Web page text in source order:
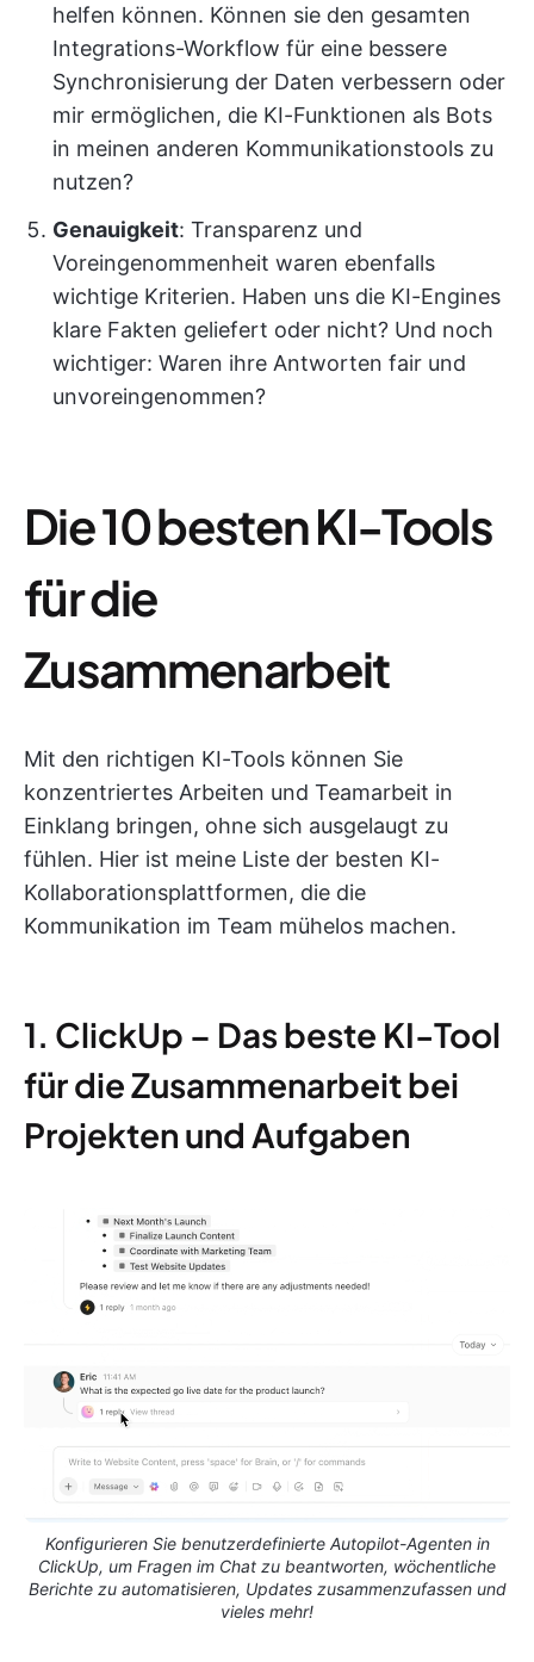
helfen können. Können sie den gesamten
Integrations-Workflow für eine bessere
Synchronisierung der Daten verbessern oder
mir ermöglichen, die KI-Funktionen als Bots
in meinen anderen Kommunikationstools zu
nutzen?
Genauigkeit: Transparenz und
Voreingenommenheit waren ebenfalls
wichtige Kriterien. Haben uns die KI-Engines
klare Fakten geliefert oder nicht? Und noch
wichtiger: Waren ihre Antworten fair und
unvoreingenommen?
Die 10 besten KI-Tools
für die
Zusammenarbeit
Mit den richtigen KI-Tools können Sie
konzentriertes Arbeiten und Teamarbeit in
Einklang bringen, ohne sich ausgelaugt zu
fühlen. Hier ist meine Liste der besten KI-
Kollaborationsplattformen, die die
Kommunikation im Team mühelos machen.
1. ClickUp – Das beste KI-Tool
für die Zusammenarbeit bei
Projekten und Aufgaben
Konfigurieren Sie benutzerdefinierte Autopilot-Agenten in
ClickUp, um Fragen im Chat zu beantworten, wöchentliche
Berichte zu automatisieren, Updates zusammenzufassen und
vieles mehr!